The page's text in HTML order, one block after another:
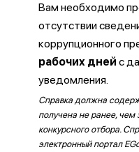
Вам необходимо
отсутствии
коррупционного
рабочих дней с
уведомления.
Справка должна
получена не ранее, чем
конкурсного отбора.
электронный портал